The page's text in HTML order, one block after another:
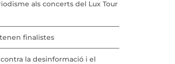
als concerts del Lux Tour
finalistes
la desinformació i el